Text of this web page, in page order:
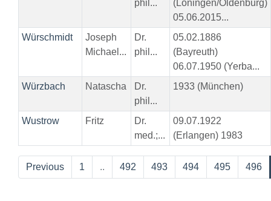
phil...
(Löningen/Oldenburg)
05.06.2015...
Würschmidt
Joseph
Michael...
Dr.
phil...
05.02.1886
(Bayreuth)
06.07.1950 (Yerba...
Würzbach
Natascha
Dr.
phil...
1933 (München)
Wustrow Fritz
Dr.
med.;...
09.07.1922
(Erlangen) 1983
Previous 1 .. 492 493 494 495 496